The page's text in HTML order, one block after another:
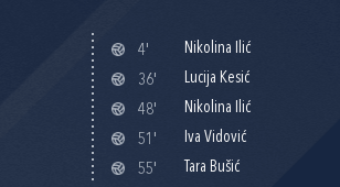
4'
Nikolina Ilić
36'
Lucija Kesić
48'
Nikolina Ilić
51'
Iva Vidović
55'
Tara Bušić